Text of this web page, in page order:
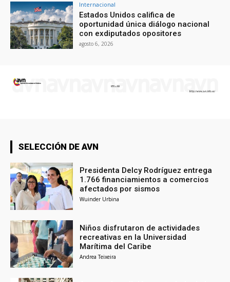
Internacional
Estados Unidos califica de
oportunidad única diálogo nacional
con exdiputados opositores
agosto 6, 2026
SELECCIÓN DE AVN
Presidenta Delcy Rodríguez entrega
1.766 financiamientos a comercios
afectados por sismos
Wuinder Urbina
Niños disfrutaron de actividades
recreativas en la Universidad
Marítima del Caribe
Andrea Teixeira